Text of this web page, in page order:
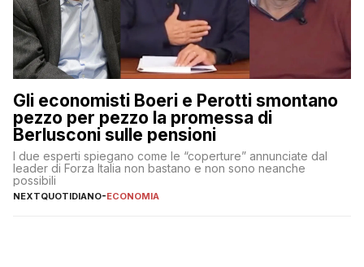
Gli economisti Boeri e Perotti smontano
pezzo per pezzo la promessa di
Berlusconi sulle pensioni
I due esperti spiegano come le “coperture” annunciate dal
leader di Forza Italia non bastano e non sono neanche
possibili
NEXTQUOTIDIANO-ECONOMIA